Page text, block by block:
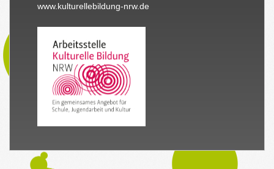
www.kulturellebildung-nrw.de